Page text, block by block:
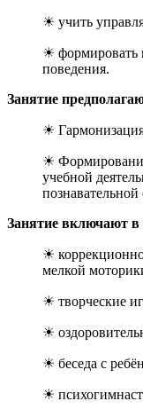
☀ учить
☀ формировать
поведения.
Занятие
☀
☀
учебной
Занятие включают
☀
мелкой
☀ творческие
☀
☀ беседа с
☀